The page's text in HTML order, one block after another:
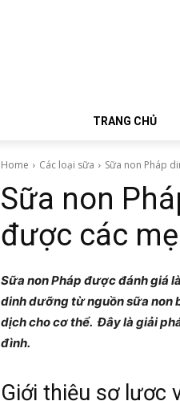
TRANG CHỦ
Home Các loại sữa Sữa non Pháp
Sữa non
được các
Sữa non Pháp được đánh giá
dinh dưỡng từ nguồn sữa non
dịch cho cơ thể. Đây là giải
đình.
Giới thiệu sơ lược